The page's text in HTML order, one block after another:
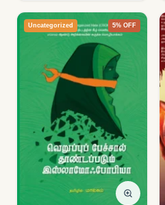
Uncategorized 5% OFF